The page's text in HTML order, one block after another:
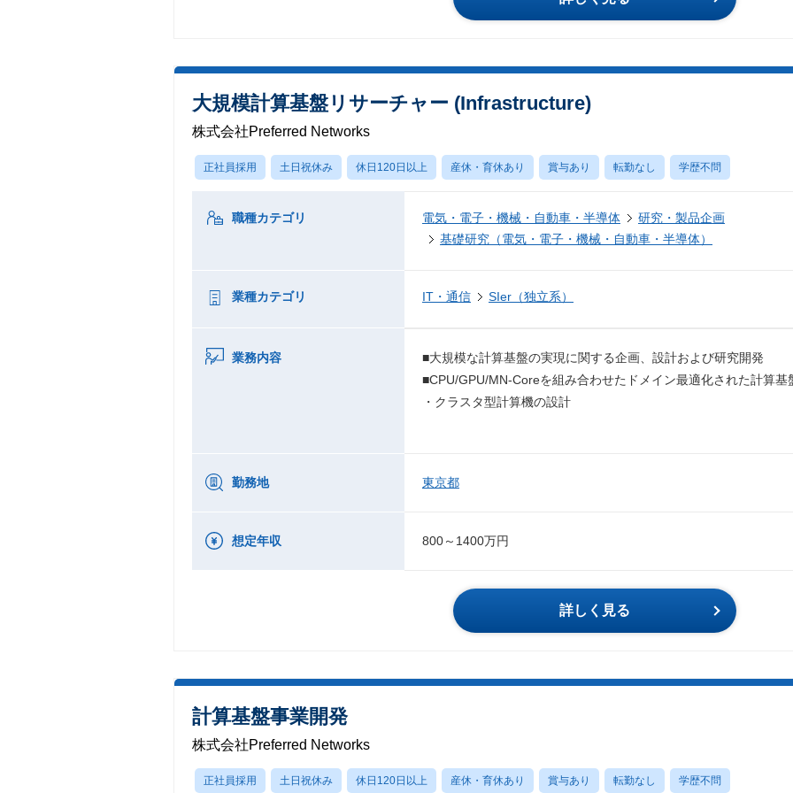
大規模計算基盤リサーチャー (Infrastructure)
株式会社Preferred Networks
正社員採用 土日祝休み 休日120日以上 産休・育休あり 賞与あり 転勤なし 学歴不問
職種カテゴリ 電気・電子・機械・自動車・半導体
研究・製品企画
基礎研究（電気・電子・機械・自動車・半導体）
業種カテゴリ IT・通信 SIer（独立系）
業務内容
■大規模な計算基盤の実現に関する企画、設計および研究開発
■CPU/GPU/MN-Coreを組み合わせたドメイン最適化された計算基
・クラスタ型計算機の設計
勤務地 東京都
想定年収 800～1400万円
詳しく見る
計算基盤事業開発
株式会社Preferred Networks
正社員採用 土日祝休み 休日120日以上 産休・育休あり 賞与あり 転勤なし 学歴不問